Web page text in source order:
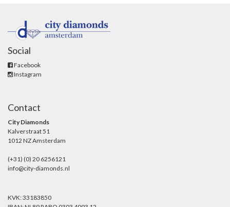
Social
Facebook
Instagram
Contact
City Diamonds
Kalverstraat 51
1012 NZ Amsterdam
(+31) (0) 20 6256121
info@city-diamonds.nl
KVK: 33183850